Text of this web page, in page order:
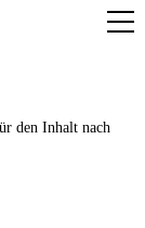
den Inhalt nach